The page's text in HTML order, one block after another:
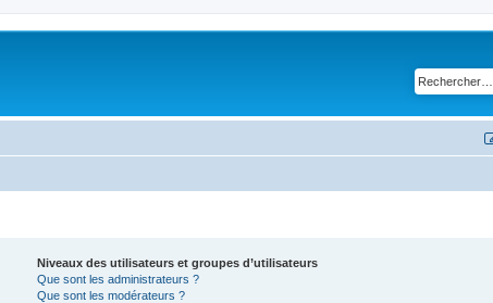
Niveaux des utilisateurs et groupes d’utilisateurs
Que sont les administrateurs ?
Que sont les modérateurs ?